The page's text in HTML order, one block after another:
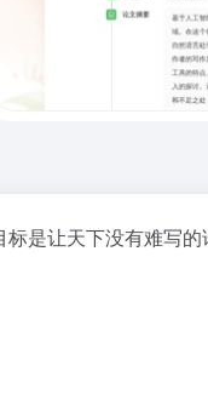
是让天下没有难写